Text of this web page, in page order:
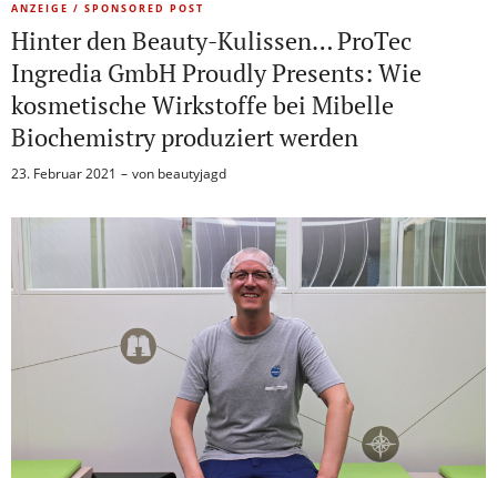
ANZEIGE / SPONSORED POST
Hinter den Beauty-Kulissen… ProTec
Ingredia GmbH Proudly Presents: Wie
kosmetische Wirkstoffe bei Mibelle
Biochemistry produziert werden
23. Februar 2021 von beautyjagd